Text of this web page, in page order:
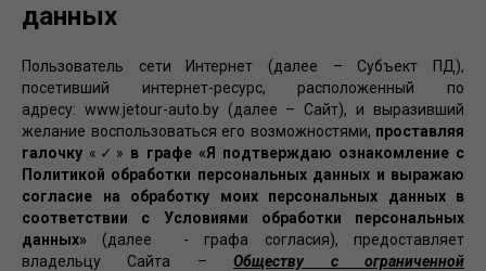
данных
Пользователь сети Интернет (далее – Субъект ПД),
посетивший интернет-ресурс, расположенный по
адресу: www.jetour-auto.by (далее – Сайт), и выразивший
желание воспользоваться его возможностями, проставляя
галочку «✓» в графе «Я подтверждаю ознакомление с
Политикой обработки персональных данных и выражаю
согласие на обработку моих персональных данных в
соответствии с Условиями обработки персональных
данных» (далее - графа согласия),
предоставляет
владельцу Сайта –Обществу с ограниченной